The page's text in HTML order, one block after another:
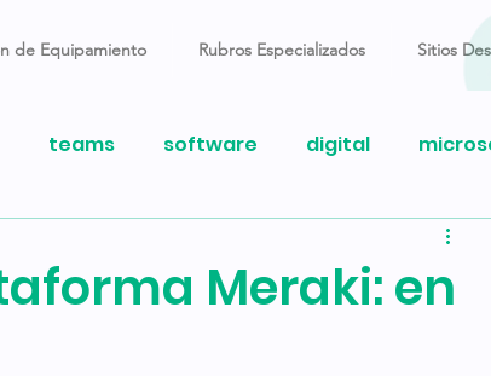
de Equipamiento Rubros Especializados Sitios
teams software digital
Meraki: en